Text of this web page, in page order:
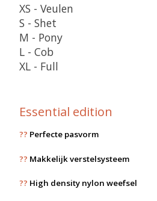
XS - Veulen
S - Shet
M - Pony
L - Cob
XL - Full
Essential edition
?? Perfecte pasvorm
?? Makkelijk verstelsysteem
?? High density nylon weefsel